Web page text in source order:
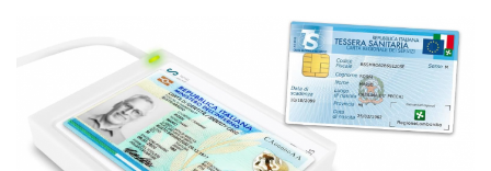
Hobby-uri creative
Iluminat & Electrice
Kit-uri automatizari porti si usi
garaj